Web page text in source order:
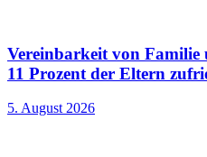
Vereinbarkeit von
11 Prozent der Eltern
5. August 2026